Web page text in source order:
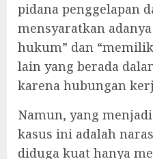
pidana penggelapan
mensyaratkan
hukum” dan
lain yang berada
karena hubungan
‎Namun, yang
kasus ini adalah
diduga kuat hanya